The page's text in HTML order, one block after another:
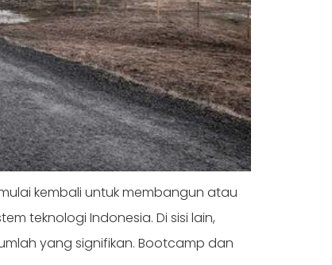
kembali untuk membangun atau
teknologi Indonesia. Di sisi lain,
yang signifikan. Bootcamp dan